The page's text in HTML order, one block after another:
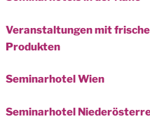
Veranstaltungen mit
Produkten
Seminarhotel Wien
Seminarhotel